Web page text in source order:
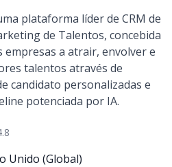
plataforma líder de CRM de
de Talentos, concebida
empresas a atrair, envolver e
talentos através de
candidato personalizadas e
potenciada por IA.
Unido (Global)